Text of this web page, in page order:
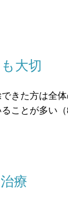
大切
きた方は全体
ことが多い
療